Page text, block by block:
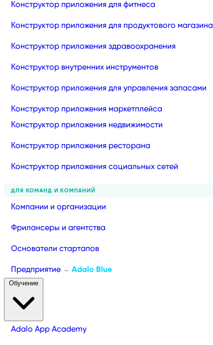
Конструктор приложения для фитнеса
Конструктор приложения для продуктового магазина
Конструктор приложения здравоохранения
Конструктор внутренних инструментов
Конструктор приложения для управления запасами
Конструктор приложения маркетплейса
Конструктор приложения недвижимости
Конструктор приложения ресторана
Конструктор приложения социальных сетей
ДЛЯ КОМАНД И КОМПАНИЙ
Компании и организации
Фрилансеры и агентства
Основатели стартапов
Предприятие → Adalo Blue
Adalo App Academy